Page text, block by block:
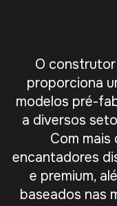
O
proporciona
modelos pré-
a diversos
Com
encantadores
e premium,
baseados nas